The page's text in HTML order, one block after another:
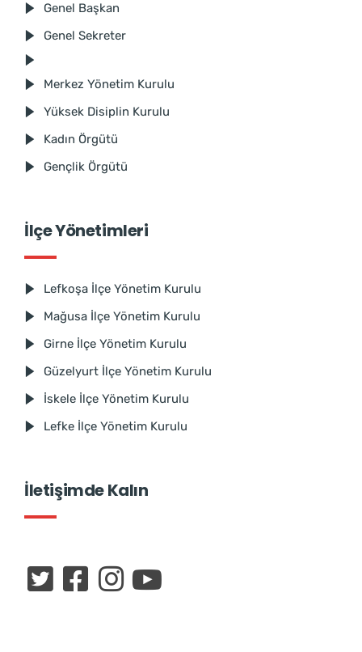
Genel Başkan
Genel Sekreter
Merkez Yönetim Kurulu
Yüksek Disiplin Kurulu
Kadın Örgütü
Gençlik Örgütü
İlçe Yönetimleri
Lefkoşa İlçe Yönetim Kurulu
Mağusa İlçe Yönetim Kurulu
Girne İlçe Yönetim Kurulu
Güzelyurt İlçe Yönetim Kurulu
İskele İlçe Yönetim Kurulu
Lefke İlçe Yönetim Kurulu
İletişimde Kalın